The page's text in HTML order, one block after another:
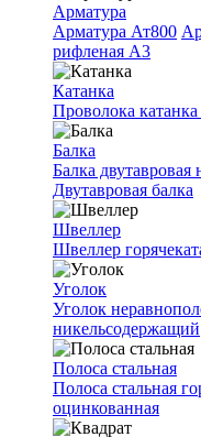
Арматура
Арматура Ат800
рифленая A3
Катанка
Проволока катанка
Балка
Балка
Двутавровая балка
Швеллер
Швеллер
Уголок
Уголок
никельсодержащий
Полоса стальная
Полоса стальная
оцинкованная